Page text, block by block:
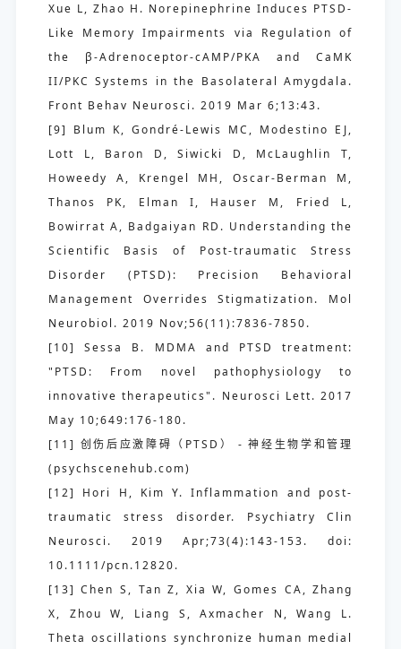
Xue L, Zhao H. Norepinephrine Induces PTSD-
Like Memory Impairments via Regulation of
the β-Adrenoceptor-cAMP/PKA and CaMK
II/PKC Systems in the Basolateral Amygdala.
Front Behav Neurosci. 2019 Mar 6;13:43.
[9] Blum K, Gondré-Lewis MC, Modestino EJ,
Lott L, Baron D, Siwicki D, McLaughlin T,
Howeedy A, Krengel MH, Oscar-Berman M,
Thanos PK, Elman I, Hauser M, Fried L,
Bowirrat A, Badgaiyan RD. Understanding the
Scientific Basis of Post-traumatic Stress
Disorder (PTSD): Precision Behavioral
Management Overrides Stigmatization. Mol
Neurobiol. 2019 Nov;56(11):7836-7850.
[10] Sessa B. MDMA and PTSD treatment:
"PTSD: From novel pathophysiology to
innovative therapeutics". Neurosci Lett. 2017
May 10;649:176-180.
[11] 创伤后应激障碍（PTSD） - 神经生物学和管理
(psychscenehub.com)
[12] Hori H, Kim Y. Inflammation and post-
traumatic stress disorder. Psychiatry Clin
Neurosci. 2019 Apr;73(4):143-153. doi:
10.1111/pcn.12820.
[13] Chen S, Tan Z, Xia W, Gomes CA, Zhang
X, Zhou W, Liang S, Axmacher N, Wang L.
Theta oscillations synchronize human medial